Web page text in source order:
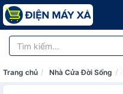
Trang chủ Nhà Cửa Đời Sống